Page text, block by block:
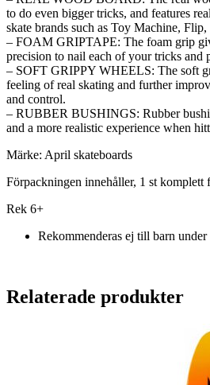
to do even bigger tricks, and features
skate brands such as Toy Machine,
– FOAM GRIPTAPE: The foam grip
precision to nail each of your tricks and
– SOFT GRIPPY WHEELS: The soft
feeling of real skating and further
and control.
– RUBBER BUSHINGS: Rubber
and a more realistic experience when
Märke: April skateboards
Förpackningen innehåller, 1 st komplett
Rek 6+
Rekommenderas ej till barn under
Relaterade produkter